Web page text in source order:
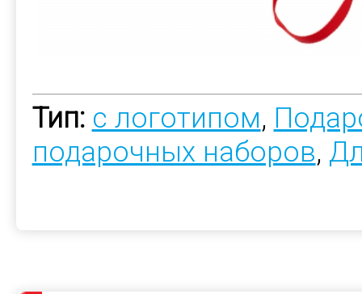
Тип: с логотипом,
подарочных наборов,